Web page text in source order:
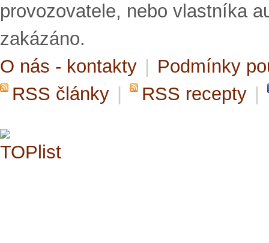
provozovatele, nebo vlastníka
zakázáno.
O nás - kontakty
Podmínky
RSS články
RSS recepty